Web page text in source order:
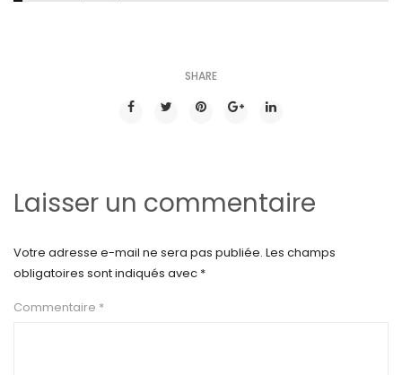
SHARE
Laisser un commentaire
Votre adresse e-mail ne sera pas publiée. Les champs
obligatoires sont indiqués avec *
Commentaire *